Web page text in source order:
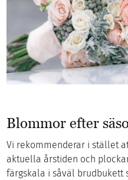
Blommor efter
Vi rekommenderar i stället
aktuella årstiden och
färgskala i såväl brudbukett